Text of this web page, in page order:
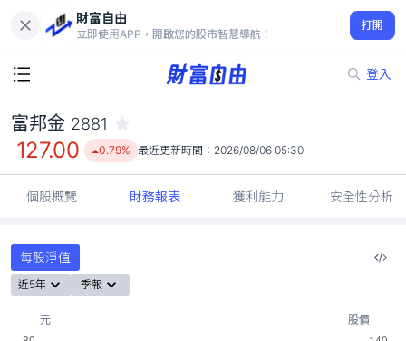
財富自由
立即使用APP，開啟您的股市智慧導航！
打開
登入
127.00
0.79%
富邦金 2881
127.00 0.79% 最近更新時間： 2026/08/06 05:30
個股概覽 財務報表 獲利能力 安全性分析
每股淨值
近5年 季報